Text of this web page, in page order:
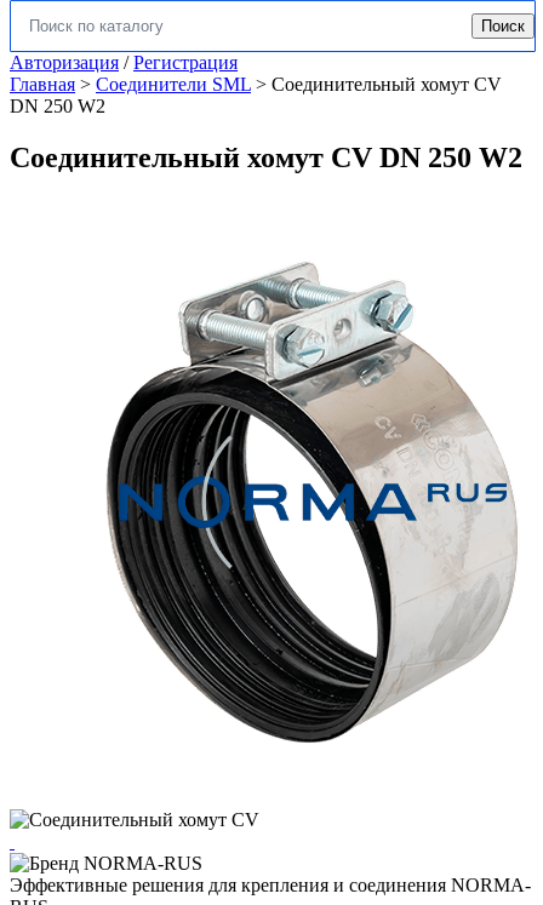
Искать: Поиск
Авторизация /Регистрация
Главная > Соединители SML > Соединительный хомут CV
DN 250 W2
Соединительный хомут CV DN 250 W2
Эффективные решения для крепления и соединения NORMA-